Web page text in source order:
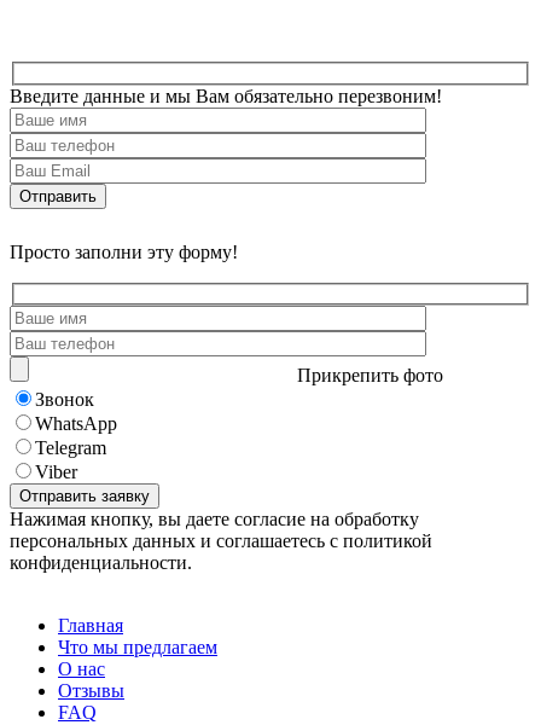
Введите данные и мы Вам обязательно перезвоним!
Просто заполни эту форму!
Прикрепить фото
Звонок
WhatsApp
Telegram
Viber
Нажимая кнопку, вы даете согласие на обработку
персональных данных и соглашаетесь с политикой
конфиденциальности.
Главная
Что мы предлагаем
О нас
Отзывы
FAQ